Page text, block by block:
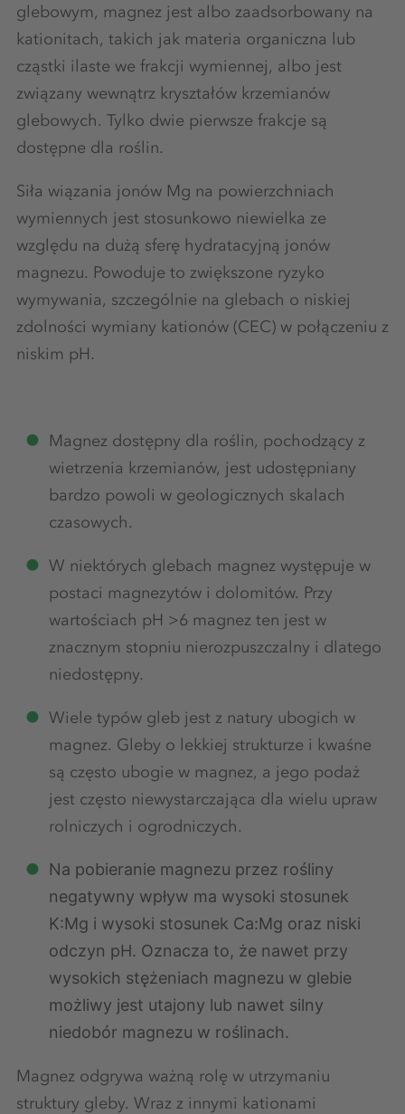
glebowym, magnez jest albo zaadsorbowany na
kationitach, takich jak materia organiczna lub
cząstki ilaste we frakcji wymiennej, albo jest
związany wewnątrz kryształów krzemianów
glebowych. Tylko dwie pierwsze frakcje są
dostępne dla roślin.
Siła wiązania jonów Mg na powierzchniach
wymiennych jest stosunkowo niewielka ze
względu na dużą sferę hydratacyjną jonów
magnezu. Powoduje to zwiększone ryzyko
wymywania, szczególnie na glebach o niskiej
zdolności wymiany kationów (CEC) w połączeniu z
niskim pH.
Magnez dostępny dla roślin, pochodzący z
wietrzenia krzemianów, jest udostępniany
bardzo powoli w geologicznych skalach
czasowych.
W niektórych glebach magnez występuje w
postaci magnezytów i dolomitów. Przy
wartościach pH >6 magnez ten jest w
znacznym stopniu nierozpuszczalny i dlatego
niedostępny.
Wiele typów gleb jest z natury ubogich w
magnez. Gleby o lekkiej strukturze i kwaśne
są często ubogie w magnez, a jego podaż
jest często niewystarczająca dla wielu upraw
rolniczych i ogrodniczych.
Na pobieranie magnezu przez rośliny
negatywny wpływ ma wysoki stosunek
K:Mg i wysoki stosunek Ca:Mg oraz niski
odczyn pH. Oznacza to, że nawet przy
wysokich stężeniach magnezu w glebie
możliwy jest utajony lub nawet silny
niedobór magnezu w roślinach.
Magnez odgrywa ważną rolę w utrzymaniu
struktury gleby. Wraz z innymi kationami